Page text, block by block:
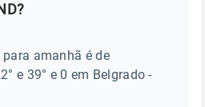
amanhã é de
e 39° e 0 em Belgrado -